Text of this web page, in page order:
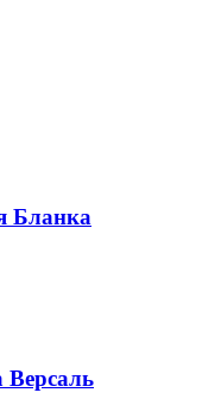
Бланка
Версаль